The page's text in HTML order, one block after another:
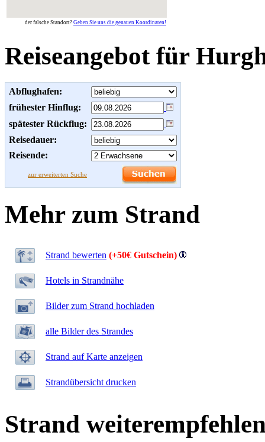
der falsche Standort? Geben Sie uns die genauen Koordinaten!
Reiseangebot für
Abflughafen:
frühester Hinflug:
spätester Rückflug:
Reisedauer:
Reisende:
zur erweiterten Suche
Mehr zum Strand
Strand bewerten (+50€ Gutschein)
Hotels in Strandnähe
Bilder zum Strand hochladen
alle Bilder des Strandes
Strand auf Karte anzeigen
Strandübersicht drucken
Strand